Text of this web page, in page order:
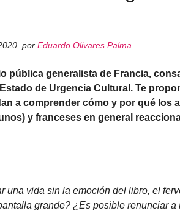
por Eduardo Olivares Palma
pública generalista de Francia,
de Urgencia Cultural. Te
a comprender cómo y por qué los
y franceses en general
una vida sin la emoción del libro, el
grande? ¿Es posible renunciar